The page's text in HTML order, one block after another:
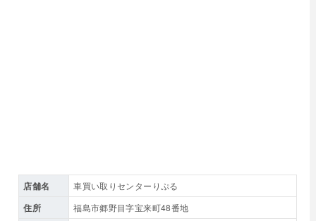
店舗名 車買い取りセンターりぷる
住所 福島市郷野目字宝来町48番地